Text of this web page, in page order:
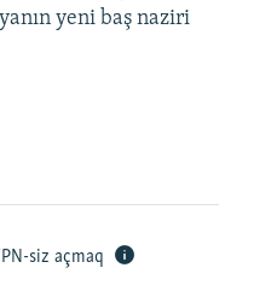
yeni baş naziri
siz açmaq